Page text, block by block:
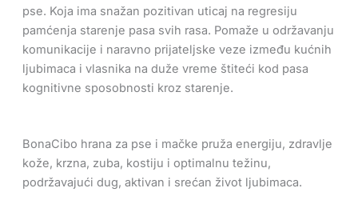
pse. Koja ima snažan pozitivan uticaj na regresiju
pamćenja starenje pasa svih rasa. Pomaže u održavanju
komunikacije i naravno prijateljske veze između kućnih
ljubimaca i vlasnika na duže vreme štiteći kod pasa
kognitivne sposobnosti kroz starenje.
BonaCibo hrana za pse i mačke pruža energiju, zdravlje
kože, krzna, zuba, kostiju i optimalnu težinu,
podržavajući dug, aktivan i srećan život ljubimaca.